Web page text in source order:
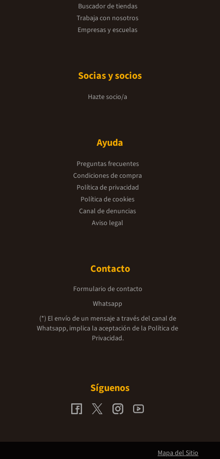
Buscador de tiendas
Trabaja con nosotros
Empresas y escuelas
Socias y socios
Hazte socio/a
Ayuda
Preguntas frecuentes
Condiciones de compra
Política de privacidad
Política de cookies
Canal de denuncias
Aviso legal
Contacto
Formulario de contacto
Whatsapp
(*) El envío de un mensaje a través del canal de
Whatsapp, implica la aceptación de la Política de
Privacidad.
Síguenos
Mapa del Sitio